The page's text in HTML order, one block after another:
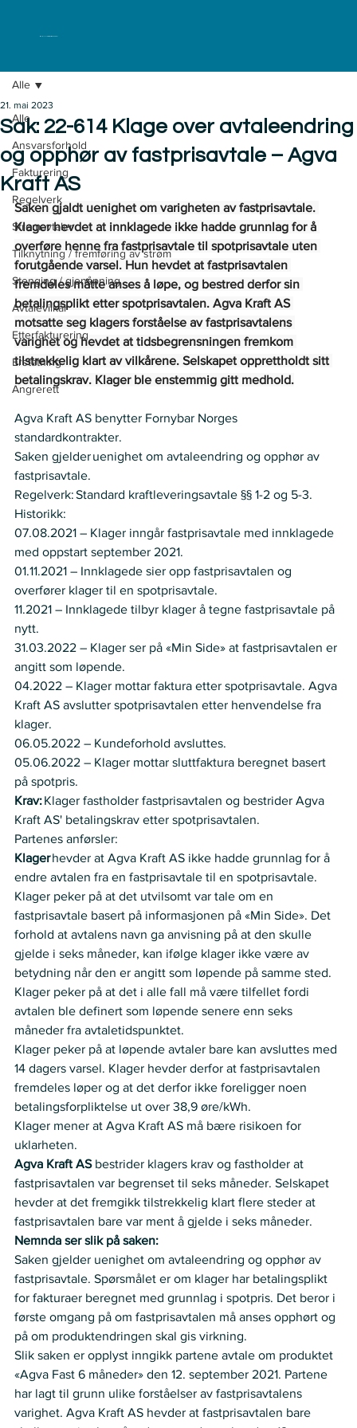
ELKLAGENEMNDA
Alle
Ansvarsforhold
Fakturering
Regelverk
Strømavtaler
Tilknytning / fremføring av strøm
Stenging / gjenåpning
Avtalevilkår
Etterfakturering
Erstatning
Angrerett
Alle
Sak: 22-614 Klage over avtaleendring
og opphør av fastprisavtale – Agva
Kraft AS
21. mai 2023
Saken gjaldt uenighet om varigheten av fastprisavtale.
Klager hevdet at innklagede ikke hadde grunnlag for å
overføre henne fra fastprisavtale til spotprisavtale uten
forutgående varsel. Hun hevdet at fastprisavtalen
fremdeles måtte anses å løpe, og bestred derfor sin
betalingsplikt etter spotprisavtalen. Agva Kraft AS
motsatte seg klagers forståelse av fastprisavtalens
varighet og hevdet at tidsbegrensningen fremkom
tilstrekkelig klart av vilkårene. Selskapet opprettholdt sitt
betalingskrav. Klager ble enstemmig gitt medhold.
Agva Kraft AS benytter Fornybar Norges
standardkontrakter.
Saken gjelder uenighet om avtaleendring og opphør av
fastprisavtale.
Regelverk: Standard kraftleveringsavtale §§ 1-2 og 5-3.
Historikk:
07.08.2021 – Klager inngår fastprisavtale med innklagede
med oppstart september 2021.
01.11.2021 – Innklagede sier opp fastprisavtalen og
overfører klager til en spotprisavtale.
11.2021 – Innklagede tilbyr klager å tegne fastprisavtale på
nytt.
31.03.2022 – Klager ser på «Min Side» at fastprisavtalen er
angitt som løpende.
04.2022 – Klager mottar faktura etter spotprisavtale. Agva
Kraft AS avslutter spotprisavtalen etter henvendelse fra
klager.
06.05.2022 – Kundeforhold avsluttes.
05.06.2022 – Klager mottar sluttfaktura beregnet basert
på spotpris.
Krav: Klager fastholder fastprisavtalen og bestrider Agva
Kraft AS' betalingskrav etter spotprisavtalen.
Partenes anførsler:
Klager hevder at Agva Kraft AS ikke hadde grunnlag for å
endre avtalen fra en fastprisavtale til en spotprisavtale.
Klager peker på at det utvilsomt var tale om en
fastprisavtale basert på informasjonen på «Min Side». Det
forhold at avtalens navn ga anvisning på at den skulle
gjelde i seks måneder, kan ifølge klager ikke være av
betydning når den er angitt som løpende på samme sted.
Klager peker på at det i alle fall må være tilfellet fordi
avtalen ble definert som løpende senere enn seks
måneder fra avtaletidspunktet.
Klager peker på at løpende avtaler bare kan avsluttes med
14 dagers varsel. Klager hevder derfor at fastprisavtalen
fremdeles løper og at det derfor ikke foreligger noen
betalingsforpliktelse ut over 38,9 øre/kWh.
Klager mener at Agva Kraft AS må bære risikoen for
uklarheten.
Agva Kraft AS bestrider klagers krav og fastholder at
fastprisavtalen var begrenset til seks måneder. Selskapet
hevder at det fremgikk tilstrekkelig klart flere steder at
fastprisavtalen bare var ment å gjelde i seks måneder.
Nemnda ser slik på saken:
Saken gjelder uenighet om avtaleendring og opphør av
fastprisavtale. Spørsmålet er om klager har betalingsplikt
for fakturaer beregnet med grunnlag i spotpris. Det beror i
første omgang på om fastprisavtalen må anses opphørt og
på om produktendringen skal gis virkning.
Slik saken er opplyst inngikk partene avtale om produktet
«Agva Fast 6 måneder» den 12. september 2021. Partene
har lagt til grunn ulike forståelser av fastprisavtalens
varighet. Agva Kraft AS hevder at fastprisavtalen bare